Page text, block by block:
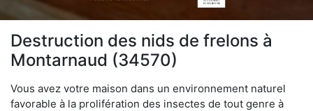
Destruction des nids de frelons à
Montarnaud (34570)
Vous avez votre maison dans un environnement naturel
favorable à la prolifération des insectes de tout genre à